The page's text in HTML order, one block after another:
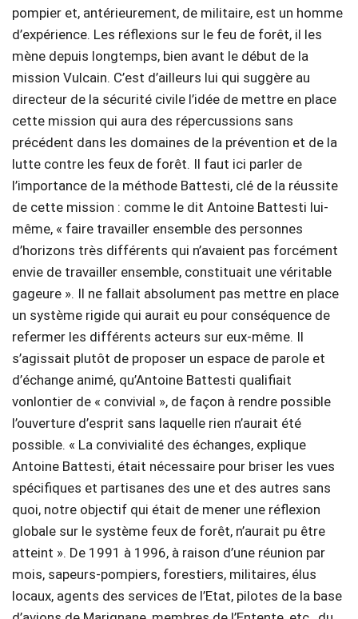
pompier et, antérieurement, de militaire, est un homme
d’expérience. Les réflexions sur le feu de forêt, il les
mène depuis longtemps, bien avant le début de la
mission Vulcain. C’est d’ailleurs lui qui suggère au
directeur de la sécurité civile l’idée de mettre en place
cette mission qui aura des répercussions sans
précédent dans les domaines de la prévention et de la
lutte contre les feux de forêt. Il faut ici parler de
l’importance de la méthode Battesti, clé de la réussite
de cette mission : comme le dit Antoine Battesti lui-
même, « faire travailler ensemble des personnes
d’horizons très différents qui n’avaient pas forcément
envie de travailler ensemble, constituait une véritable
gageure ». Il ne fallait absolument pas mettre en place
un système rigide qui aurait eu pour conséquence de
refermer les différents acteurs sur eux-même. Il
s’agissait plutôt de proposer un espace de parole et
d’échange animé, qu’Antoine Battesti qualifiait
vonlontier de « convivial », de façon à rendre possible
l’ouverture d’esprit sans laquelle rien n’aurait été
possible. « La convivialité des échanges, explique
Antoine Battesti, était nécessaire pour briser les vues
spécifiques et partisanes des une et des autres sans
quoi, notre objectif qui était de mener une réflexion
globale sur le système feux de forêt, n’aurait pu être
atteint ». De 1991 à 1996, à raison d’une réunion par
mois, sapeurs-pompiers, forestiers, militaires, élus
locaux, agents des services de l’Etat, pilotes de la base